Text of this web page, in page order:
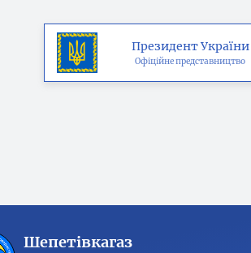
Президент України
Офіційне представництво
Шепетівкагаз